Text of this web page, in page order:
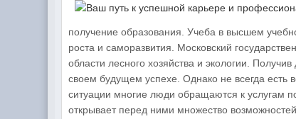
получение образования. Учеба в высшем
роста и саморазвития. Московский
области лесного хозяйства и экологии.
своем будущем успехе. Однако не всегда есть
ситуации многие люди обращаются к услугам
открывает перед ними множество